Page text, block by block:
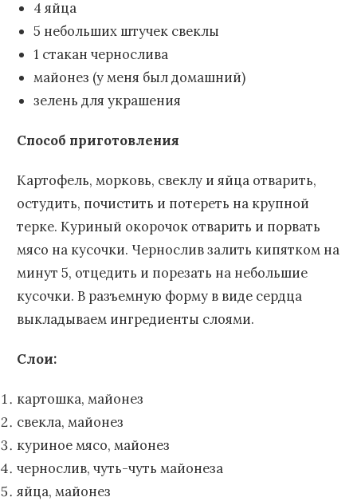
4 яйца
5 небольших штучек свеклы
1 стакан чернослива
майонез (у меня был домашний)
зелень для украшения
Способ приготовления
Картофель, морковь, свеклу и яйца отварить,
остудить, почистить и потереть на крупной
терке. Куриный окорочок отварить и порвать
мясо на кусочки. Чернослив залить кипятком на
минут 5, отцедить и порезать на небольшие
кусочки. В разъемную форму в виде сердца
выкладываем ингредиенты слоями.
Слои:
картошка, майонез
свекла, майонез
куриное мясо, майонез
чернослив, чуть-чуть майонеза
яйца, майонез